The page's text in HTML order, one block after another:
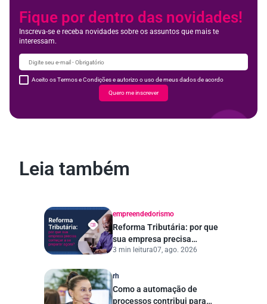
Fique por dentro das novidades!
Inscreva-se e receba novidades sobre os assuntos que mais te
interessam.
Aceito os Termos e Condições e autorizo o uso de meus dados de acordo
Quero me inscrever
Leia também
empreendedorismo
Reforma Tributária: por que
sua empresa precisa
começar a se preparar
3 min leitura07, ago. 2026
rh
Como a automação de
processos contribui para